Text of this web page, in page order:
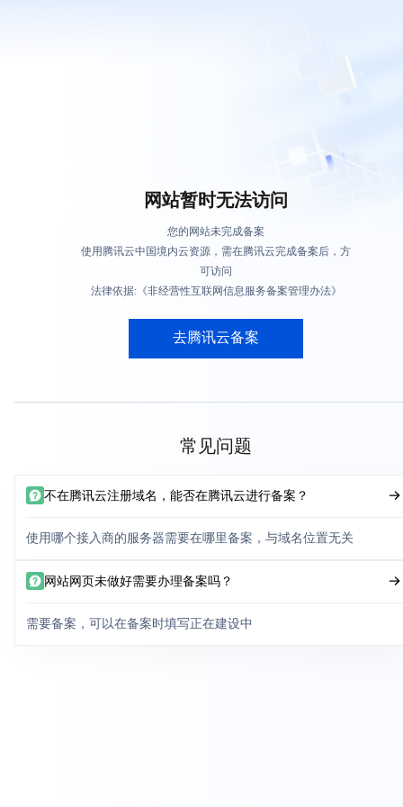
网站暂时无法访问
您的网站未完成备案
使用腾讯云中国境内云资源，需在腾讯云完成备案后，方
可访问
法律依据:《非经营性互联网信息服务备案管理办法》
去腾讯云备案
常见问题
不在腾讯云注册域名，能否在腾讯云进行备案？
使用哪个接入商的服务器需要在哪里备案，与域名位置无关
网站网页未做好需要办理备案吗？
需要备案，可以在备案时填写正在建设中